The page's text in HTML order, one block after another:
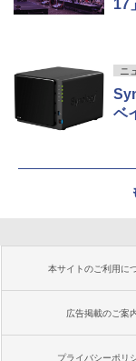
17」
ニ
ベ
本サイトのご利用に
広告掲載のご案
プライバシーポリ